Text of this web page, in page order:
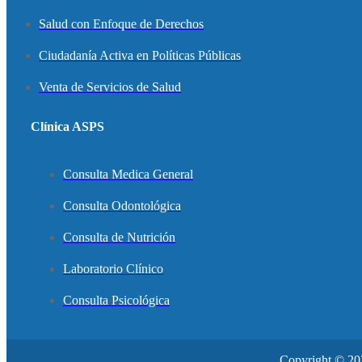
Salud con Enfoque de Derechos
Ciudadanía Activa en Políticas Públicas
Venta de Servicios de Salud
Clínica ASPS
Consulta Medica General
Consulta Odontológica
Consulta de Nutrición
Laboratorio Clínico
Consulta Psicológica